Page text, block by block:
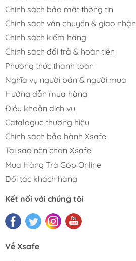
Chính sách bảo mật thông tin
Chính sách vận chuyển & giao nhận
Chính sách kiểm hàng
Chính sách đổi trả & hoàn tiền
Phương thức thanh toán
Nghĩa vụ người bán & người mua
Hướng dẫn mua hàng
Điều khoản dịch vụ
Catalogue thương hiệu
Chính sách bảo hành Xsafe
Tại sao nên chọn Xsafe
Mua Hàng Trả Góp Online
Đối tác khách hàng
Kết nối với chúng tôi
Về Xsafe